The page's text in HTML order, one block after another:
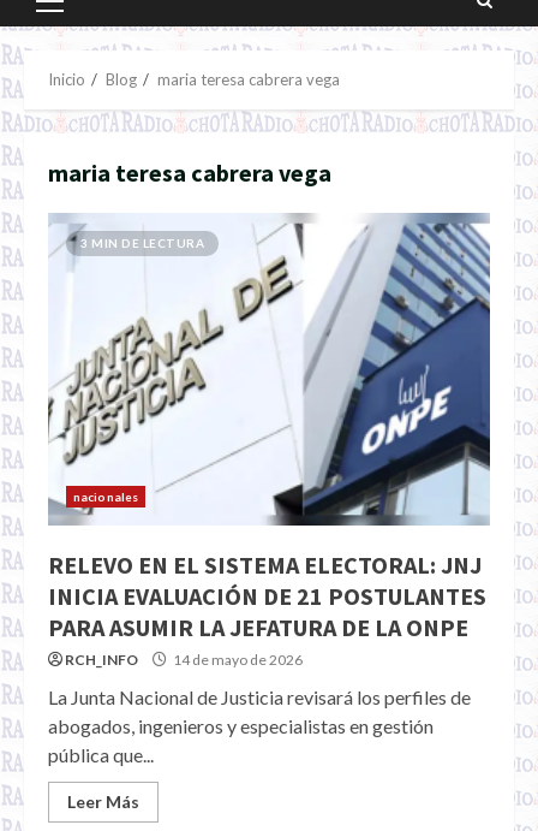
Menú
principal
Inicio Blog maria teresa cabrera vega
maria teresa cabrera vega
3 MIN DE LECTURA
nacionales
RELEVO EN EL SISTEMA ELECTORAL: JNJ
INICIA EVALUACIÓN DE 21 POSTULANTES
PARA ASUMIR LA JEFATURA DE LA ONPE
RCH_INFO 14 de mayo de 2026
La Junta Nacional de Justicia revisará los perfiles de
abogados, ingenieros y especialistas en gestión
pública que...
Leer Más